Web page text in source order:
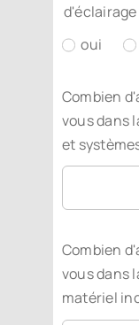
oui
Combien
vous dans
et
Combien
vous dans
matériel